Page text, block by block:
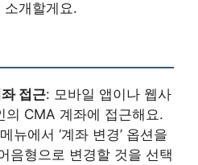
소개할게요.
접근: 모바일 앱이나 웹사
의 CMA 계좌에 접근해요.
뉴에서 ‘계좌 변경’ 옵션을
음형으로 변경할 것을 선택